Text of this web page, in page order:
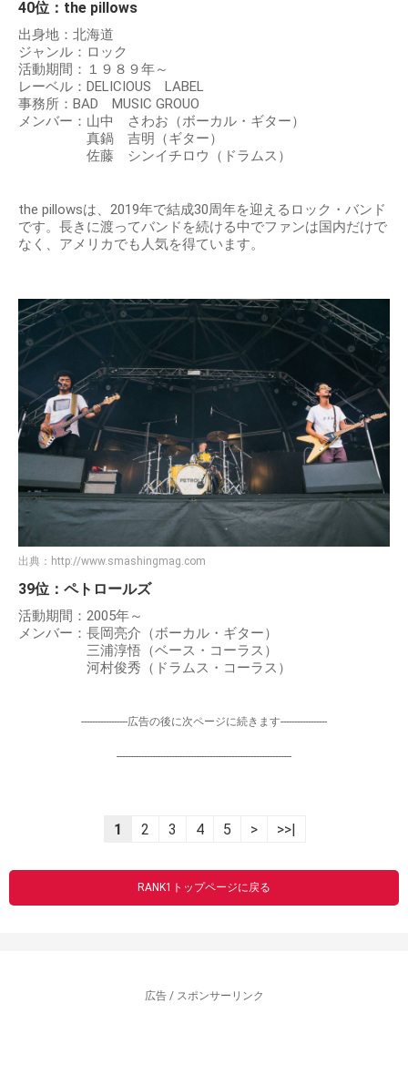
40位：the pillows
出身地：北海道
ジャンル：ロック
活動期間：１９８９年～
レーベル：DELICIOUS LABEL
事務所：BAD MUSIC GROUO
メンバー：山中 さわお（ボーカル・ギター）
真鍋 吉明（ギター）
佐藤 シンイチロウ（ドラムス）
the pillowsは、2019年で結成30周年を迎えるロック・バンド
です。長きに渡ってバンドを続ける中でファンは国内だけで
なく、アメリカでも人気を得ています。
出典： http://www.smashingmag.com
39位：ペトロールズ
活動期間：2005年～
メンバー：長岡亮介（ボーカル・ギター）
三浦淳悟（ベース・コーラス）
河村俊秀（ドラムス・コーラス）
-----------------広告の後に次ページに続きます-----------------
----------------------------------------------------------------
1 2 3 4 5 > >>|
RANK1トップページに戻る
広告 / スポンサーリンク